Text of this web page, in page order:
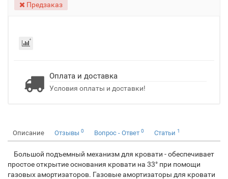
Предзаказ
Оплата и доставка
Условия оплаты и доставки!
Описание Отзывы 0 Вопрос - Ответ 0 Статьи 1
Большой подъемный механизм для кровати - обеспечивает
простое открытие основания кровати на 33° при помощи
газовых амортизаторов. Газовые амортизаторы для кровати